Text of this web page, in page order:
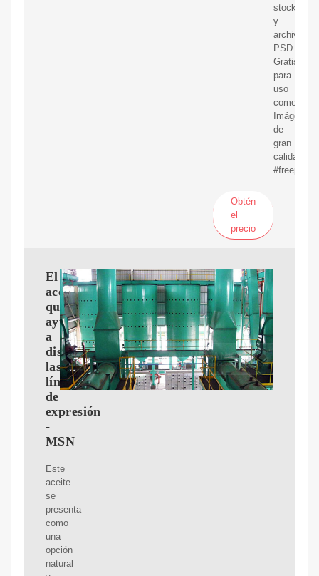
stock
y
archivos
PSD.
Gratis
para
uso
comercial
Imágenes
de
gran
calidad.
#freepik
Obtén
el
precio
El
aceite
que
ayuda
a
disminuir
las
líneas
de
expresión
-
MSN
Este
aceite
se
presenta
como
una
opción
natural